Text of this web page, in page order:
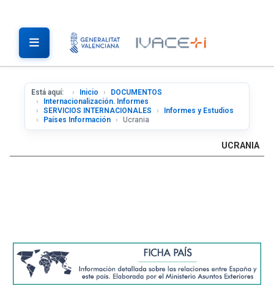
Está aquí: Inicio
DOCUMENTOS
Internacionalización. Informes
SERVICIOS INTERNACIONALES
Informes y Estudios
Países Información
Ucrania
UCRANIA